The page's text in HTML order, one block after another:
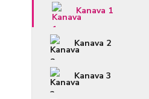
Kanava 1
Kanava 2
Kanava 3